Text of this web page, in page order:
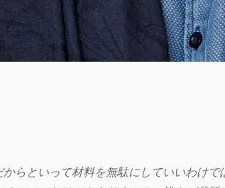
からといって材料を無駄にしていいわけ